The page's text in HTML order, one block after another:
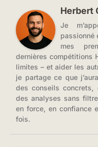
Herbert
Je
passionné
mes
dernières compétitions
limites – et aider les
je partage ce que
des conseils concrets,
des analyses sans
en force, en confiance
fois.